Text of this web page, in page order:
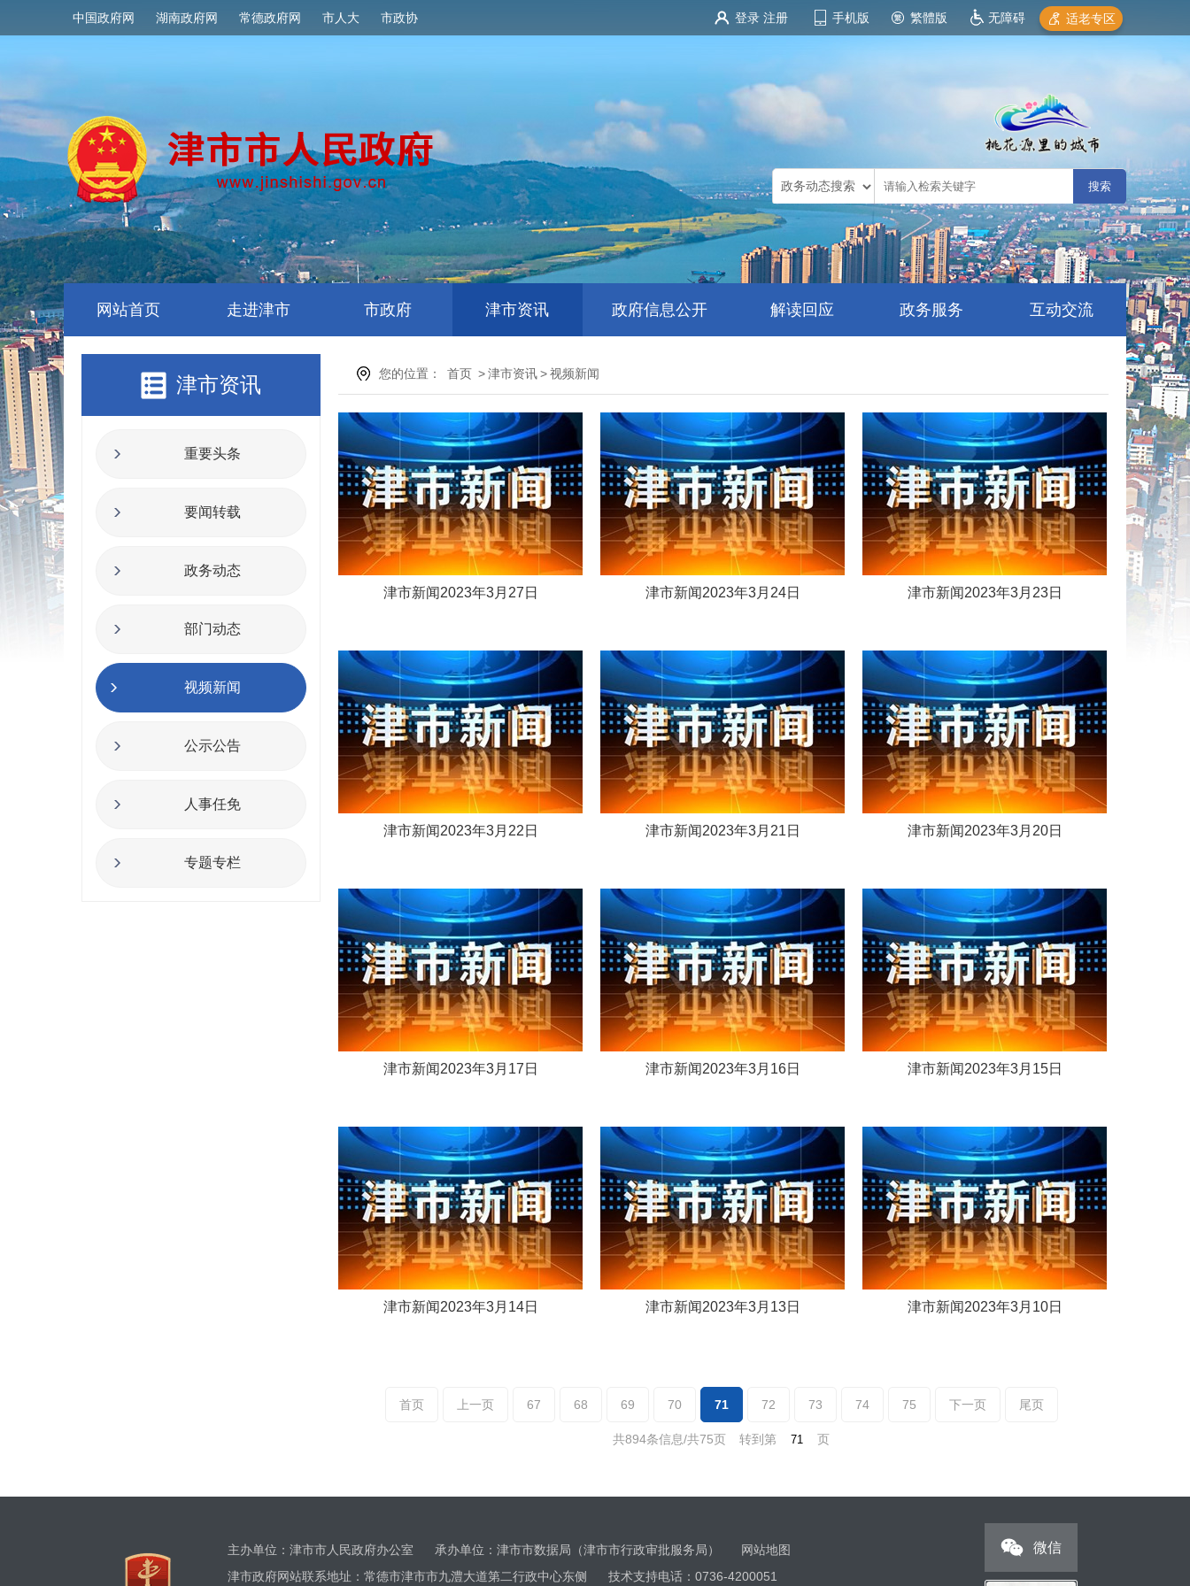
中国政府网 湖南政府网 常德政府网 市人大 市政协 登录 注册 手机版 繁體版 无障碍 适老专区
网站首页 走进津市 市政府 津市资讯 政府信息公开 解读回应 政务服务 互动交流
津市资讯
重要头条
要闻转载
政务动态
部门动态
视频新闻
公示公告
人事任免
专题专栏
您的位置： 首页 >津市资讯>视频新闻
津市新闻2023年3月27日 津市新闻2023年3月24日 津市新闻2023年3月23日
津市新闻2023年3月22日 津市新闻2023年3月21日 津市新闻2023年3月20日
津市新闻2023年3月17日 津市新闻2023年3月16日 津市新闻2023年3月15日
津市新闻2023年3月14日 津市新闻2023年3月13日 津市新闻2023年3月10日
首页 上一页 67 68 69 70 71 72 73 74 75 下一页 尾页
共894条信息/共75页 转到第 页
主办单位：津市市人民政府办公室 承办单位：津市市数据局（津市市行政审批服务局）
网站地图
津市政府网站联系地址：常德市津市市九澧大道第二行政中心东侧 技术支持电话：0736-4200051
微信